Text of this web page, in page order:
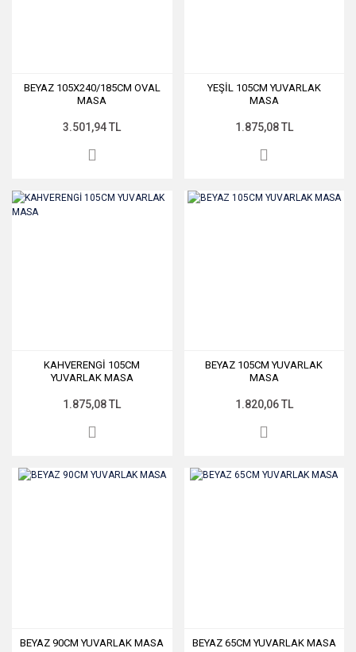
BEYAZ 105X240/185CM OVAL
MASA
3.501,94 TL
YEŞİL 105CM YUVARLAK
MASA
1.875,08 TL
KAHVERENGİ 105CM
YUVARLAK MASA
1.875,08 TL
BEYAZ 105CM YUVARLAK
MASA
1.820,06 TL
BEYAZ 90CM YUVARLAK MASA BEYAZ 65CM YUVARLAK MASA